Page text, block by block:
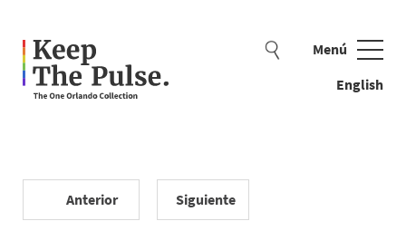
Menú
English
Cerrar
Anterior Siguiente